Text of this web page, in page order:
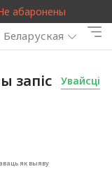
абаронены
Беларуская
запіс Увайсці
як выяву